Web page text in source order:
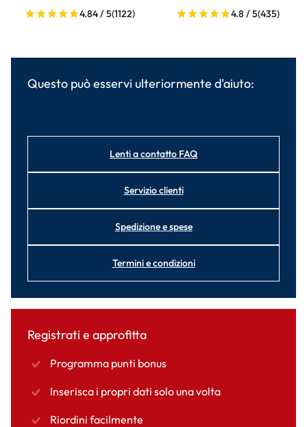
4.84 / 5(1122) 4.8 / 5(435)
Questo può esservi ulteriormente d'aiuto:
Lenti a contatto FAQ
Servizio clienti
Spedizione e spese
Termini e condizioni
Registrati e approfitta
Programma punti bonus
Inserisca i propri dati solo una volta
Riordini facilmente